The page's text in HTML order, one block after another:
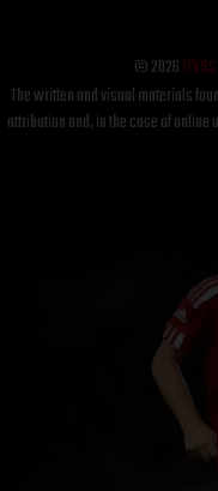
© 2026
The written and visual materials
attribution and, in the case of